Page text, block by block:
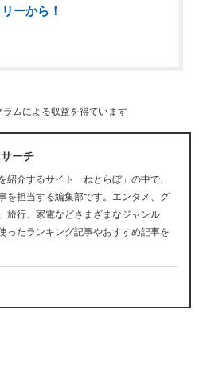
ーから！
ムによる収益を得ています
ーチ
紹介するサイト「ねとらぼ」の中で、
を担当する編集部です。エンタメ、グ
旅行、家電などさまざまなジャンル
ったランキング記事やおすすめ記事を